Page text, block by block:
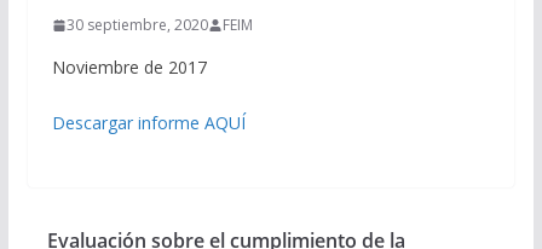
30 septiembre, 2020 FEIM
Noviembre de 2017
Descargar informe AQUÍ
Evaluación sobre el cumplimiento de la